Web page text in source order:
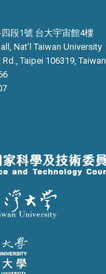
段1號 台大宇宙館4樓
Nat’l Taiwan University
Taipei 106319, Taiwan